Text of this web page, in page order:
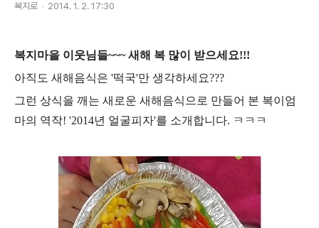
복지로 2014. 1. 2. 17:30
복지마을 이웃님들~~~ 새해 복 많이 받으세요!!!
아직도 새해음식은 '떡국'만 생각하세요???
그런 상식을 깨는 새로운 새해음식으로 만들어 본 복이엄
마의 역작! '2014년 얼굴피자'를 소개합니다. ㅋㅋㅋ